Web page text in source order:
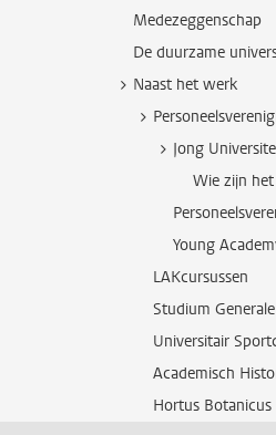
Medezeggenschap
De duurzame
Naast het werk
Jong
Wie zijn het
Young
LAKcursussen
Studium Generale
Universitair
Academisch
Hortus Botanicus